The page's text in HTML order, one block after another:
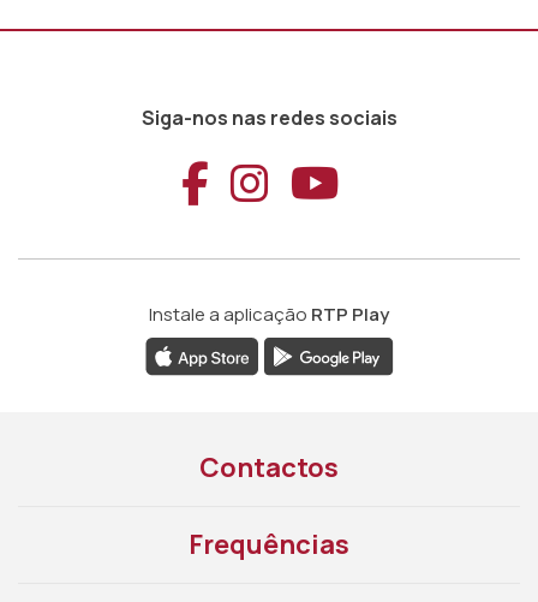
Siga-nos nas redes sociais
Aceder ao
Aceder ao
Aceder
Instale a aplicação RTP Play
Contactos
Frequências